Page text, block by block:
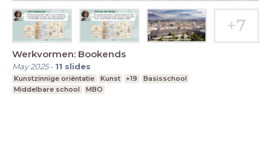
Werkvormen: Bookends
May 2025- 11 slides
Kunstzinnige oriëntatie Kunst +19
Basisschool
Middelbare school
MBO